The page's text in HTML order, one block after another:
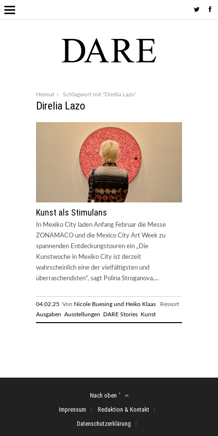
Heimat Schlagwort mit "Direlia Lazo"
Direlia Lazo
Kunst als Stimulans
In Mexiko City laden Anfang Februar die Messe
ZONAMACO und die Mexico City Art Week zu
spannenden Entdeckungstouren ein „Die
Kunstwoche in Mexiko City ist derzeit
wahrscheinlich eine der vielfältigsten und
überraschendsten“, sagt Polina Stroganova,...
04.02.25 Von Nicole Buesing und Heiko Klaas Ressort
Ausgaben Ausstellungen DARE Stories Kunst
Nach oben ˆ
Impressum
Redaktion & Kontakt
Datenschutzerklärung